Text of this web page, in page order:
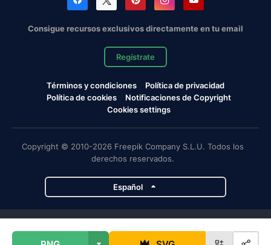
Consigue recursos exclusivos directamente en tu email
Regístrate
Términos y condiciones
Política de privacidad
Política de cookies
Notificaciones de Copyright
Cookies settings
Copyright © 2010-2026 Freepik Company S.L.U. Todos los
derechos reservados.
Español